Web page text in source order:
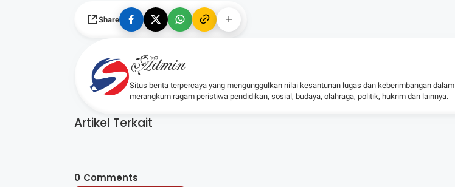
Share
Admin
Situs berita terpercaya yang mengunggulkan nilai kesantunan lugas dan keberimbangan dalam
merangkum ragam peristiwa pendidikan, sosial, budaya, olahraga, politik, hukrim dan lainnya.
Artikel Terkait
0 Comments